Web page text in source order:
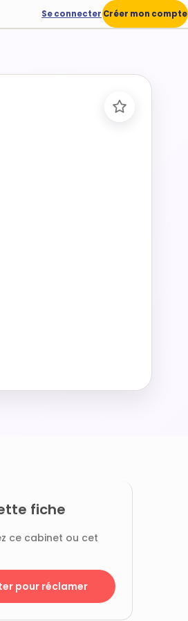
Se connecter Créer mon compte
fiche
ce cabinet ou cet
pour réclamer